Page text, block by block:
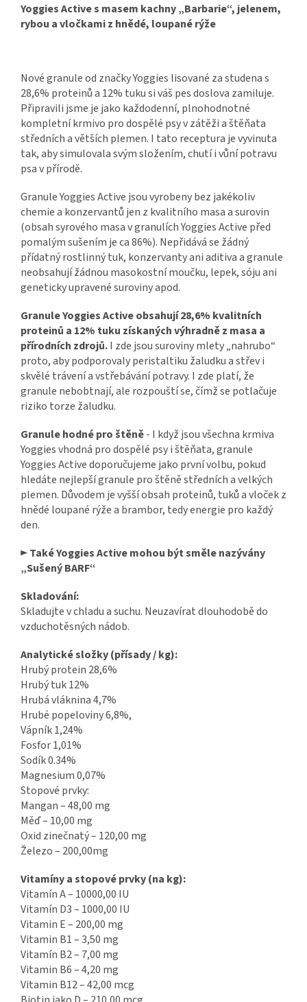
Yoggies Active s masem kachny „Barbarie“, jelenem,
rybou a vločkami z hnědé, loupané rýže
Nové granule od značky Yoggies lisované za studena s
28,6% proteinů a 12% tuku si váš pes doslova zamiluje.
Připravili jsme je jako každodenní, plnohodnotné
kompletní krmivo pro dospělé psy v zátěži a štěňata
středních a větších plemen. I tato receptura je vyvinuta
tak, aby simulovala svým složením, chutí i vůní potravu
psa v přírodě.
Granule Yoggies Active jsou vyrobeny bez jakékoliv
chemie a konzervantů jen z kvalitního masa a surovin
(obsah syrového masa v granulích Yoggies Active před
pomalým sušením je ca 86%). Nepřidává se žádný
přídatný rostlinný tuk, konzervanty ani aditiva a granule
neobsahují žádnou masokostní moučku, lepek, sóju ani
geneticky upravené suroviny apod.
Granule Yoggies Active obsahují 28,6% kvalitních
proteinů a 12% tuku získaných výhradně z masa a
přírodních zdrojů.I zde jsou suroviny mlety „nahrubo“
proto, aby podporovaly peristaltiku žaludku a střev i
skvělé trávení a vstřebávání potravy. I zde platí, že
granule nebobtnají, ale rozpouští se, čímž se potlačuje
riziko torze žaludku.
Granule hodné pro štěně- I když jsou všechna krmiva
Yoggies vhodná pro dospělé psy i štěňata, granule
Yoggies Active doporučujeme jako první volbu, pokud
hledáte nejlepší granule pro štěně středních a velkých
plemen. Důvodem je vyšší obsah proteinů, tuků a vloček z
hnědé loupané rýže a brambor, tedy energie pro každý
den.
► Také Yoggies Active mohou být směle nazývány
„Sušený BARF“
Skladování:
Skladujte v chladu a suchu. Neuzavírat dlouhodobě do
vzduchotěsných nádob.
Analytické složky (přísady / kg):
Hrubý protein 28,6%
Hrubý tuk 12%
Hrubá vláknina 4,7%
Hrubé popeloviny 6,8%,
Vápník 1,24%
Fosfor 1,01%
Sodík 0.34%
Magnesium 0,07%
Stopové prvky:
Mangan – 48,00 mg
Měď – 10,00 mg
Oxid zinečnatý – 120,00 mg
Železo – 200,00mg
Vitamíny a stopové prvky (na kg):
Vitamín A – 10000,00 IU
Vitamín D3 – 1000,00 IU
Vitamin E – 200,00 mg
Vitamin B1 – 3,50 mg
Vitamín B2 – 7,00 mg
Vitamin B6 – 4,20 mg
Vitamin B12 – 42,00 mcg